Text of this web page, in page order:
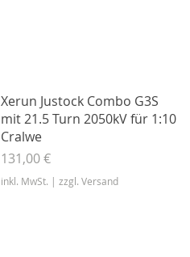
Schnellansicht
Xerun Justock Combo G3S
mit 21.5 Turn 2050kV für 1:10
Cralwe
Preis
131,00 €
inkl. MwSt. | zzgl. Versand